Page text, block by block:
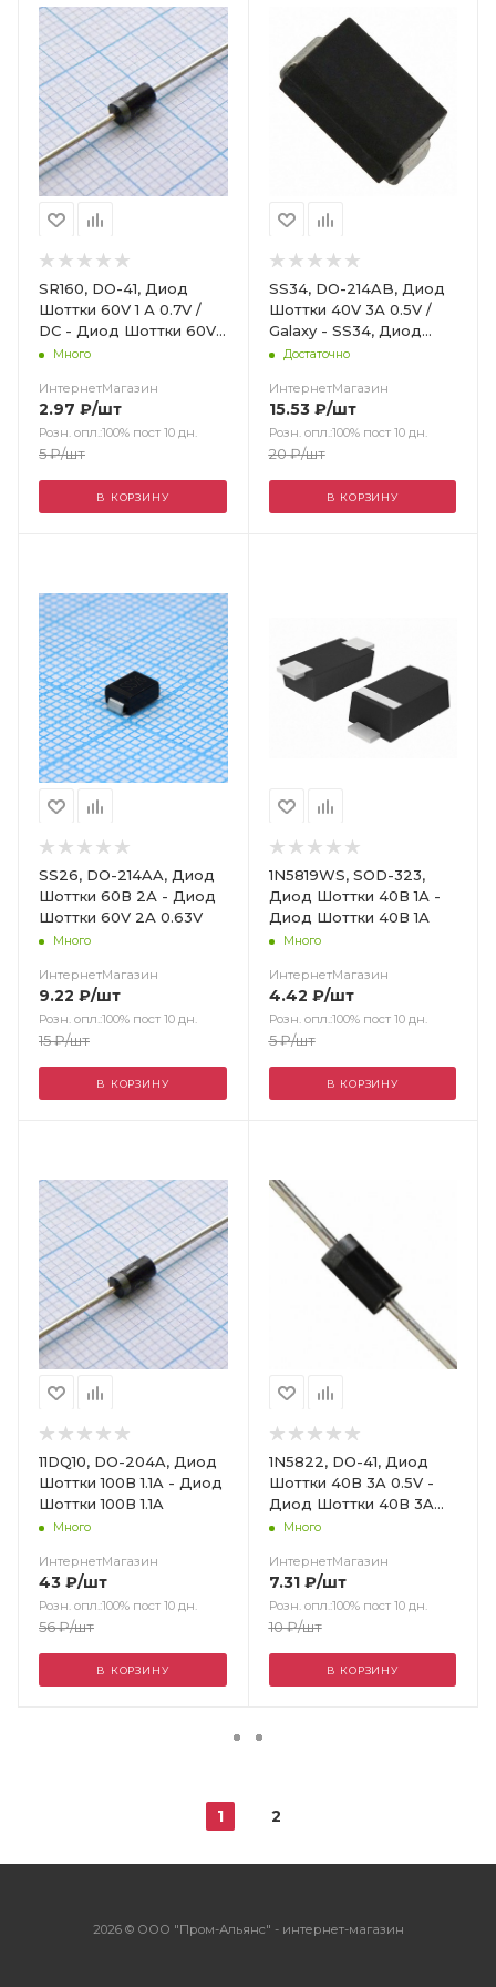
SR160, DO-41, Диод
Шоттки 60V 1 А 0.7V /
DC - Диод Шоттки 60V 1
А 0.7V
Много
ИнтернетМагазин
2.97 ₽/шт
Розн. опл.:100% пост 10 дн.
5₽/шт
В КОРЗИНУ
SS34, DO-214AB, Диод
Шоттки 40V 3А 0.5V /
Galaxy - SS34, Диод
Шоттки 40В 3А
Достаточно
ИнтернетМагазин
15.53₽/шт
Розн. опл.:100% пост 10 дн.
20₽/шт
В КОРЗИНУ
SS26, DO-214AA, Диод
Шоттки 60В 2А - Диод
Шоттки 60V 2А 0.63V
Много
ИнтернетМагазин
9.22 ₽/шт
Розн. опл.:100% пост 10 дн.
15₽/шт
В КОРЗИНУ
1N5819WS, SOD-323,
Диод Шоттки 40В 1А -
Диод Шоттки 40В 1А
Много
ИнтернетМагазин
4.42 ₽/шт
Розн. опл.:100% пост 10 дн.
5₽/шт
В КОРЗИНУ
11DQ10, DO-204A, Диод
Шоттки 100В 1.1A - Диод
Шоттки 100В 1.1A
Много
ИнтернетМагазин
43 ₽/шт
Розн. опл.:100% пост 10 дн.
56₽/шт
В КОРЗИНУ
1N5822, DO-41, Диод
Шоттки 40В 3A 0.5V -
Диод Шоттки 40В 3A
0.5VМного
ИнтернетМагазин
7.31₽/шт
Розн. опл.:100% пост 10 дн.
10₽/шт
В КОРЗИНУ
1 2
2026 © ООО "Пром-Альянс" - интернет-магазин